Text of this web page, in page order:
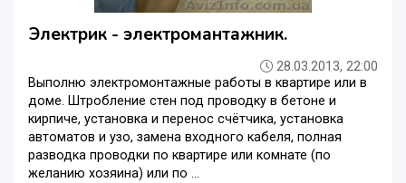
Электрик - электромантажник.
28.03.2013, 22:00
Выполню электромонтажные работы в квартире или в
доме. Штробление стен под проводку в бетоне и
кирпиче, установка и перенос счётчика, установка
автоматов и узо, замена входного кабеля, полная
разводка проводки по квартире или комнате (по
желанию хозяина) или по ...